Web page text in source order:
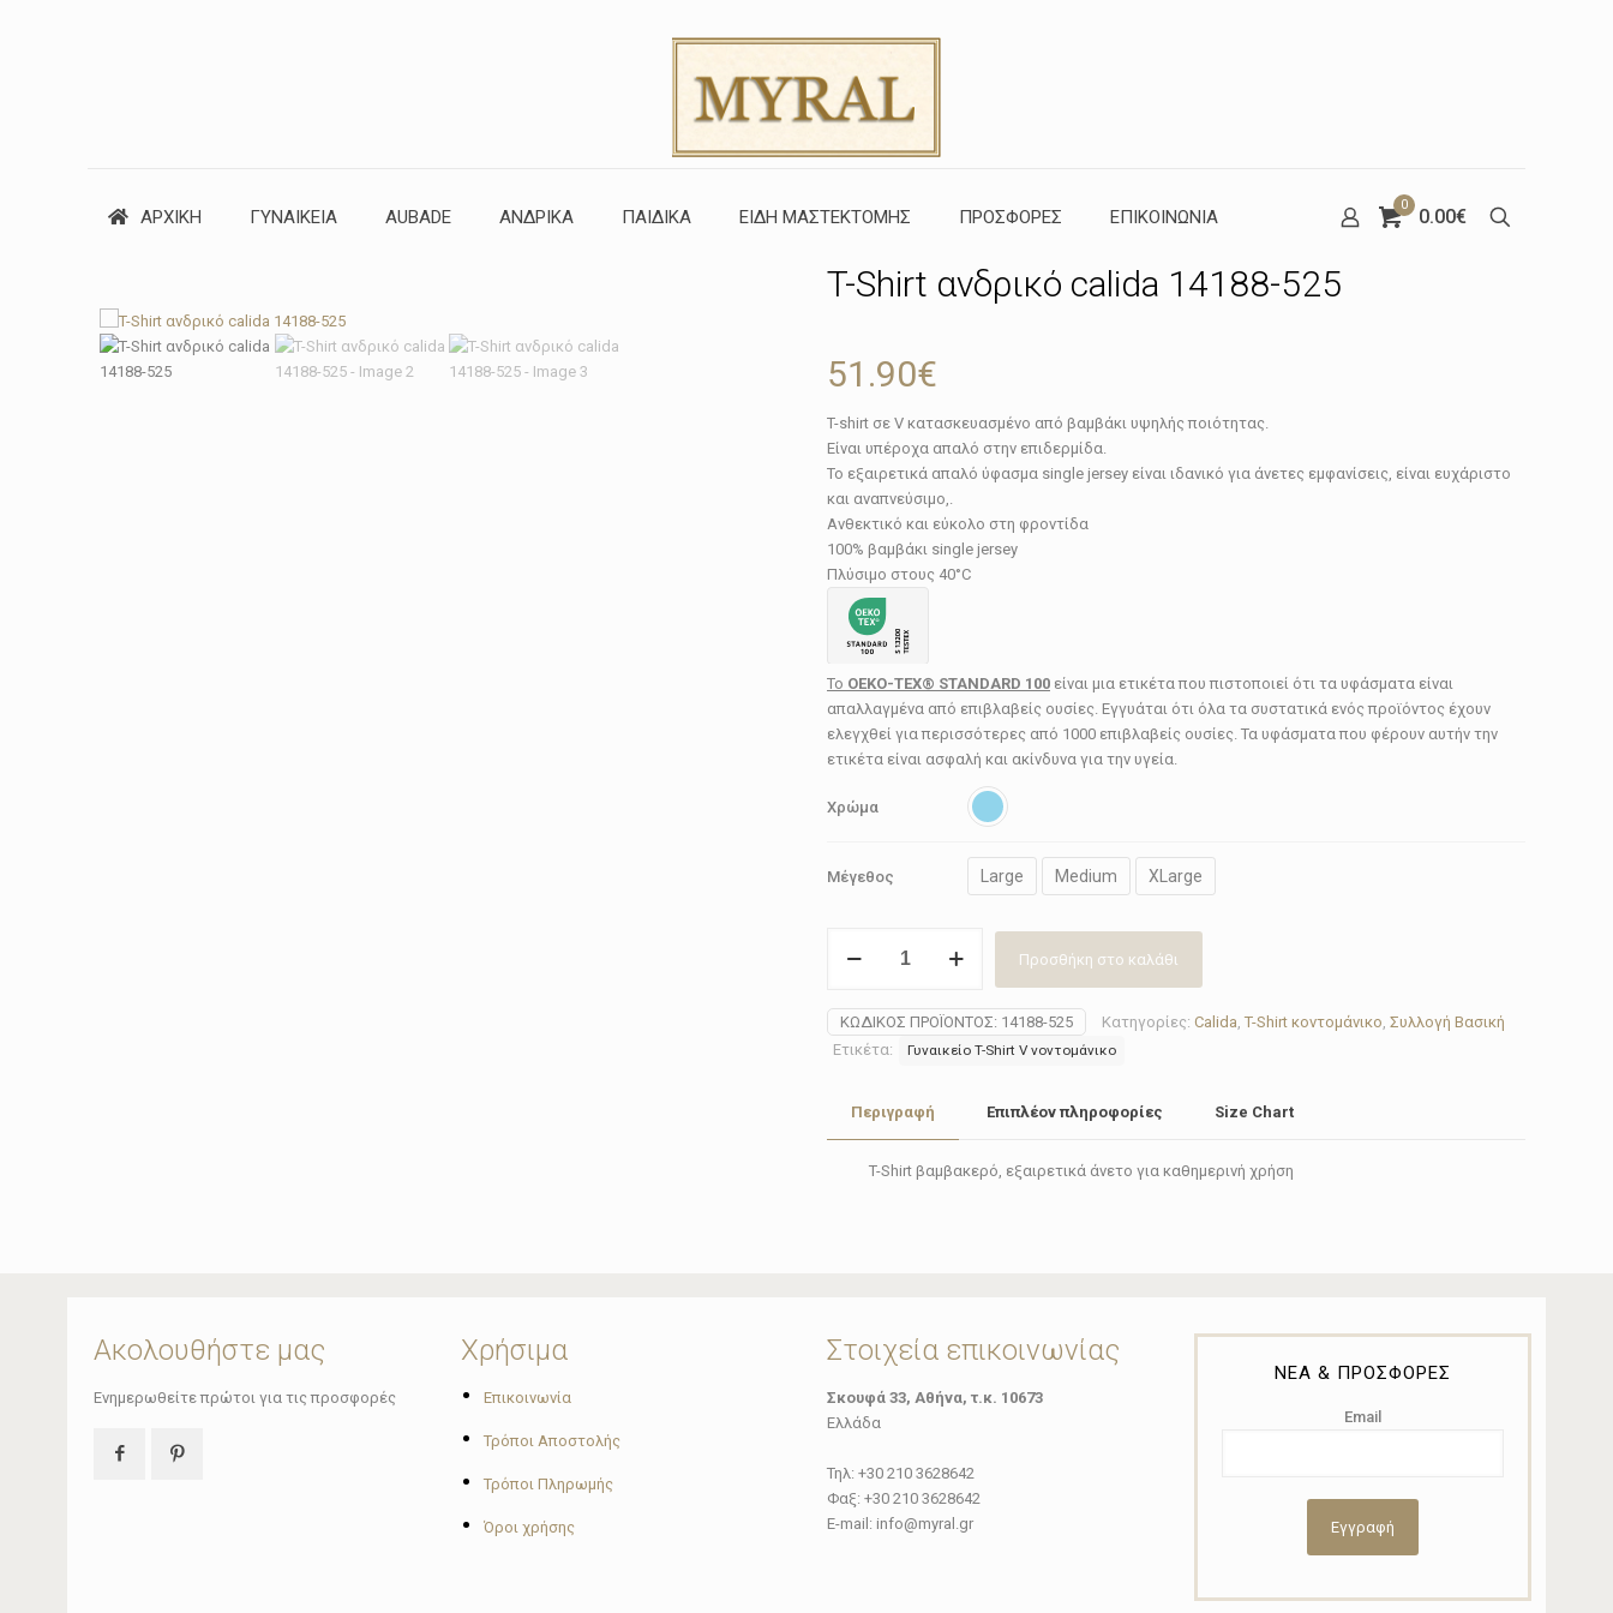
ΑΡΧΙΚΗ ΓΥΝΑΙΚΕΙΑ AUBADE ΑΝΔΡΙΚΑ ΠΑΙΔΙΚΑ ΕΙΔΗ ΜΑΣΤΕΚΤΟΜΗΣ ΠΡΟΣΦΟΡΕΣ ΕΠΙΚΟΙΝΩΝΙΑ
0
0.00€
T-Shirt ανδρικό calida 14188-525
51.90€
T-shirt σε V κατασκευασμένο από βαμβάκι υψηλής ποιότητας.
Είναι υπέροχα απαλό στην επιδερμίδα.
Το εξαιρετικά απαλό ύφασμα single jersey είναι ιδανικό για άνετες εμφανίσεις, είναι ευχάριστο
και αναπνεύσιμο,.
Ανθεκτικό και εύκολο στη φροντίδα
100% βαμβάκι single jersey
Πλύσιμο στους 40°C
Το OEKO-TEX® STANDARD 100 είναι μια ετικέτα που πιστοποιεί ότι τα υφάσματα είναι
απαλλαγμένα από επιβλαβείς ουσίες. Εγγυάται ότι όλα τα συστατικά ενός προϊόντος έχουν
ελεγχθεί για περισσότερες από 1000 επιβλαβείς ουσίες. Τα υφάσματα που φέρουν αυτήν την
ετικέτα είναι ασφαλή και ακίνδυνα για την υγεία.
Χρώμα
Μέγεθος Large Medium XLarge
Shirt
calida
14188-
Προσθήκη στο καλάθι
ΚΩΔΙΚΌΣ ΠΡΟΪΌΝΤΟΣ: 14188-525 Κατηγορίες: Calida, T-Shirt κοντομάνικο, Συλλογή Βασική
Ετικέτα:
Γυναικείο T-Shirt V νοντομάνικο
Περιγραφή Επιπλέον πληροφορίες Size Chart
T-Shirt βαμβακερό, εξαιρετικά άνετο για καθημερινή χρήση
Ακολουθήστε μας
Ενημερωθείτε πρώτοι για τις προσφορές
Χρήσιμα
• Επικοινωνία
• Τρόποι Αποστολής
• Τρόποι Πληρωμής
• Όροι χρήσης
Στοιχεία επικοινωνίας
Σκουφά 33, Αθήνα, τ.κ. 10673
Ελλάδα
Τηλ: +30 210 3628642
Φαξ: +30 210 3628642
E-mail: info@myral.gr
ΝΕΑ & ΠΡΟΣΦΟΡΕΣ
Email